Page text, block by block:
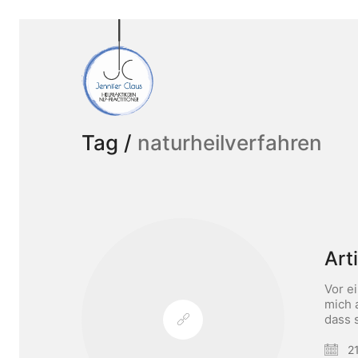
Tag / naturheilverfahren
Vor
mich
dass